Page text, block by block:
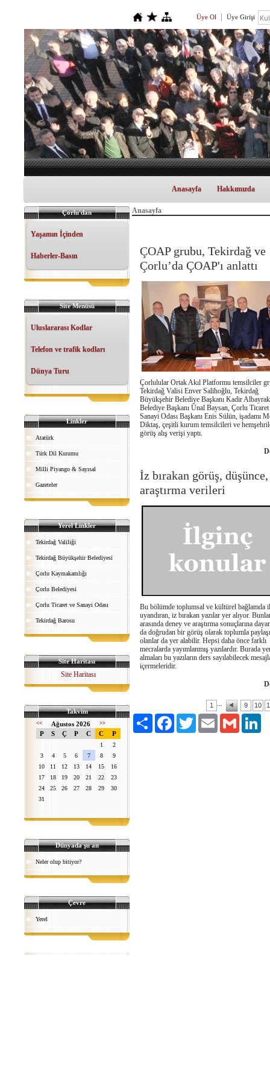
Üye Ol Üye Girişi
Anasayfa Hakkımızda
Çorlu'dan
Yaşamın İçinden
Haberler-Basın
Site Menüsü
Uluslararası Kodlar
Telefon ve trafik kodları
Dünya Turu
Linkler
Atatürk
Türk Dil Kurumu
Milli Piyango & Sayısal
Gazeteler
Yerel Linkler
Tekirdağ Valiliği
Tekirdağ Büyükşehir Belediyesi
Çorlu Kaymakamlığı
Çorlu Belediyesi
Çorlu Ticaret ve Sanayi Odası
Tekirdağ Barosu
Site Haritası
Site Haritası
Takvim
<< Ağustos 2026 >>
P S Ç P C C P
1
2
3
4 5 6 7 8
9
10
11 12 13 14 15
16
17
18 19 20 21 22
23
24
25 26 27 28 29
30
31
Dünyada şu an
Neler olup bitiyor?
Çevre
Yerel
Anasayfa
ÇOAP grubu, Tekirdağ ve
Çorlu’da ÇOAP'ı anlattı
Çorlulular Ortak Akıl Platformu temsilciler
Tekirdağ Valisi Enver Salihoğlu, Tekirdağ
Büyükşehir Belediye Başkanı Kadir
Belediye Başkanı Ünal Baysan, Çorlu
Sanayi Odası Başkanı Enis Sülün, işadamı
Diktaş, çeşitli kurum temsilcileri ve
görüş alış verişi yaptı.
İz bırakan görüş, düşünce,
araştırma verileri
Bu bölümde toplumsal ve kültürel bağlamda
uyandıran, iz bırakan yazılar yer alıyor.
arasında deney ve araştırma sonuçlarına
da doğrudan bir görüş olarak toplumla
olanlar da yer alabilir. Hepsi daha önce farklı
mecralarda yayımlanmış yazılardır. Burada
almaları bu yazıların ders sayılabilecek
içermeleridir.
1 9 10
Paylaş FacebookTwitter Email Gmail